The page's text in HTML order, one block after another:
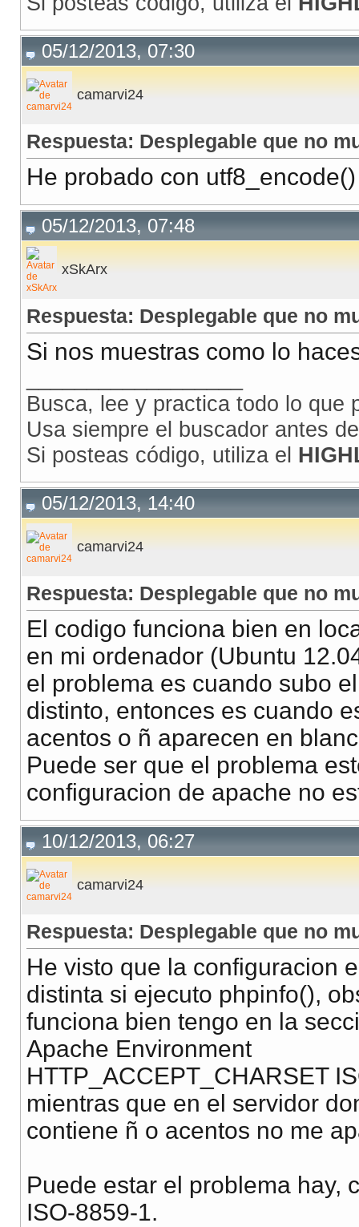
05/12/2013, 07:30
camarvi24
Respuesta: Desplegable que no
He probado con
05/12/2013, 07:48
xSkArx
Respuesta: Desplegable que no
Si nos muestras como lo
Busca, lee y practica todo lo que
Usa siempre el buscador antes
Si posteas código, utiliza el
05/12/2013, 14:40
camarvi24
Respuesta: Desplegable que no
El codigo funciona bien en
en mi ordenador (Ubuntu
el problema es cuando subo
distinto, entonces es cuando
acentos o ñ aparecen en
Puede ser que el problema
configuracion de apache no
10/12/2013, 06:27
camarvi24
Respuesta: Desplegable que no
He visto que la configuracion
distinta si ejecuto phpinfo(),
funciona bien tengo en la
Apache Environment
HTTP_ACCEPT_CHARSET
mientras que en el servidor
contiene ñ o acentos no me
Puede estar el problema hay,
ISO-8859-1.